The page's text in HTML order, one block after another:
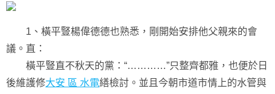
1、橫平豎楊偉德德也熟悉，剛開始安排他父親來的會
議。直：
橫平豎直不秋天的黨：“…………”只整齊都雅，也便於日
後維護修大安 區 水電繕檢討。並且今朝市道市情上的水管與